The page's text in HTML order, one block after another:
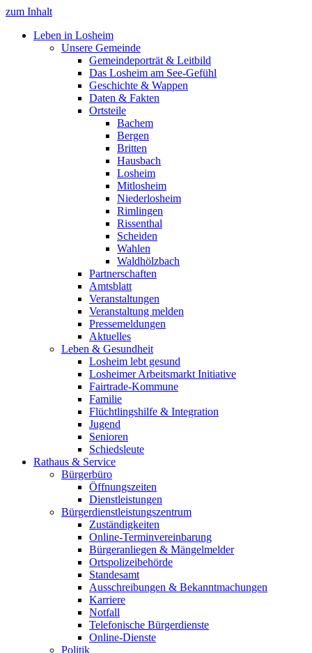
zum Inhalt
Leben in Losheim
Unsere Gemeinde
Gemeindeporträt & Leitbild
Das Losheim am See-Gefühl
Geschichte & Wappen
Daten & Fakten
Ortsteile
Bachem
Bergen
Britten
Hausbach
Losheim
Mitlosheim
Niederlosheim
Rimlingen
Rissenthal
Scheiden
Wahlen
Waldhölzbach
Partnerschaften
Amtsblatt
Veranstaltungen
Veranstaltung melden
Pressemeldungen
Aktuelles
Leben & Gesundheit
Losheim lebt gesund
Losheimer Arbeitsmarkt Initiative
Fairtrade-Kommune
Familie
Flüchtlingshilfe & Integration
Jugend
Senioren
Schiedsleute
Rathaus & Service
Bürgerbüro
Öffnungszeiten
Dienstleistungen
Bürgerdienstleistungszentrum
Zuständigkeiten
Online-Terminvereinbarung
Bürgeranliegen & Mängelmelder
Ortspolizeibehörde
Standesamt
Ausschreibungen & Bekanntmachungen
Karriere
Notfall
Telefonische Bürgerdienste
Online-Dienste
Politik